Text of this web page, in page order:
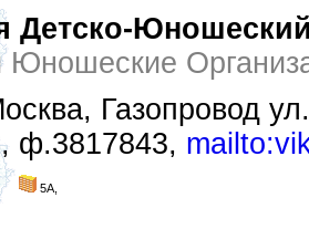
Детско-
Юношеские
Газопровод
ф.3817843,
5А,